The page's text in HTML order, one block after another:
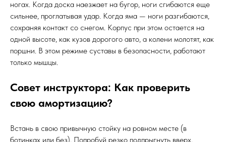
ногах. Когда доска наезжает на бугор, ноги сгибаются еще
сильнее, проглатывая удар. Когда яма — ноги разгибаются,
сохраняя контакт со снегом. Корпус при этом остается на
одной высоте, как кузов дорогого авто, а колени молотят, как
поршни. В этом режиме суставы в безопасности, работают
только мышцы.
Совет инструктора: Как проверить
свою амортизацию?
Встань в свою привычную стойку на ровном месте (в
ботинках или без). Попробуй резко подпрыгнуть вверх.